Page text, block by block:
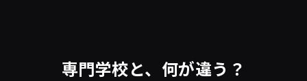
専門学校と、何が違う？